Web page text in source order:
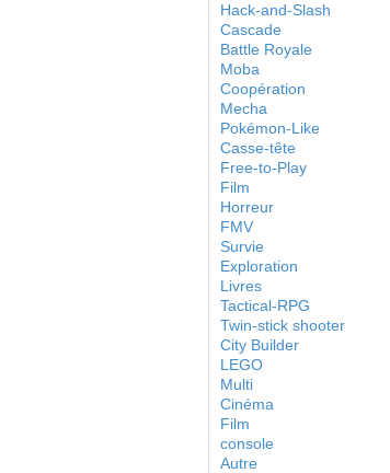
Hack-and-Slash
Cascade
Battle Royale
Moba
Coopération
Mecha
Pokémon-Like
Casse-tête
Free-to-Play
Film
Horreur
FMV
Survie
Exploration
Livres
Tactical-RPG
Twin-stick shooter
City Builder
LEGO
Multi
Cinéma
Film
console
Autre